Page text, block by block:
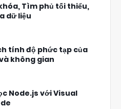
Tìm phủ tối thiểu,
dữ liệu
tính độ phức tạp của
không gian
Node.js với Visual